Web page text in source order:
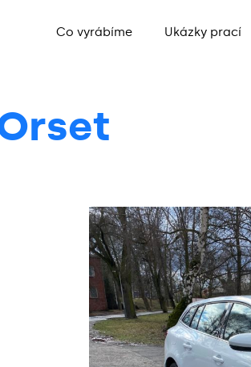
Co vyrábíme Ukázky prací